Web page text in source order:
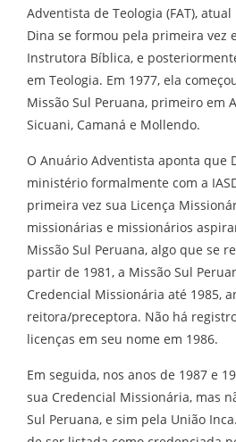
Adventista de Teologia (FAT), atual
Dina se formou pela primeira vez
Instrutora Bíblica, e
em Teologia. Em 1977, ela
Missão Sul Peruana, primeiro em
Sicuani, Camaná e Mollendo.
O Anuário Adventista aponta que
ministério formalmente com a
primeira vez sua Licença
missionárias e missionários
Missão Sul Peruana, algo que se
partir de 1981, a Missão Sul
Credencial Missionária até 1985,
reitora/preceptora. Não há
licenças em seu nome em 1986.
Em seguida, nos anos de 1987 e
sua Credencial Missionária, mas
Sul Peruana, e sim pela União